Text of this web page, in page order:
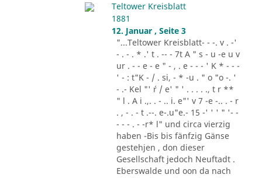
Teltower Kreisblatt
1881
12. Januar , Seite 3
"...Teltower Kreisblatt- - -. v . -'
- . - . * .' t . -- - 7t A " s - u -e u v
ur . - - e - e " - , . e - - - ' K * - - -
' - : t"K - / . si, - * -u . " o "o -. '
- .- Kel "' ´r / e' " ' . . . . ., t r **
" l . A i .,. . - .. i. e"' v 7 -e -.. . - r
. , - . - t .--. e-.u"e.- 15 -' ' ' " '- -
- - - . - -r* l" und circa vierzig
haben -Bis bis fänfzig Gänse
gestehjen , don dieser
Gesellschaft jedoch Neuftadt .
Eberswalde und oon da nach